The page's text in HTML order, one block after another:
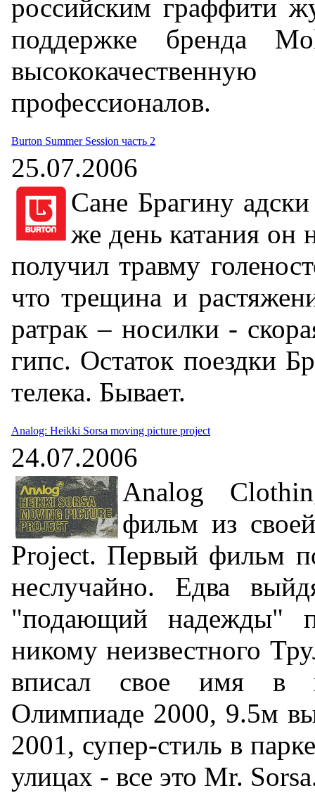
российским граффити
поддержке бренда
профессионалов.
Burton Summer Session часть 2
25.07.2006
Сане Брагину
же день катания он
получил травму
что трещина и
ратрак – носилки -
гипс. Остаток поездки
телека. Бывает.
Analog: Heikki Sorsa moving picture project
24.07.2006
Analog
фильм из
Project. Первый фильм
неслучайно. Едва
"подающий надежды"
никому неизвестного
вписал свое имя в
Олимпиаде 2000, 9.5м
2001, супер-стиль в
улицах - все это Mr.